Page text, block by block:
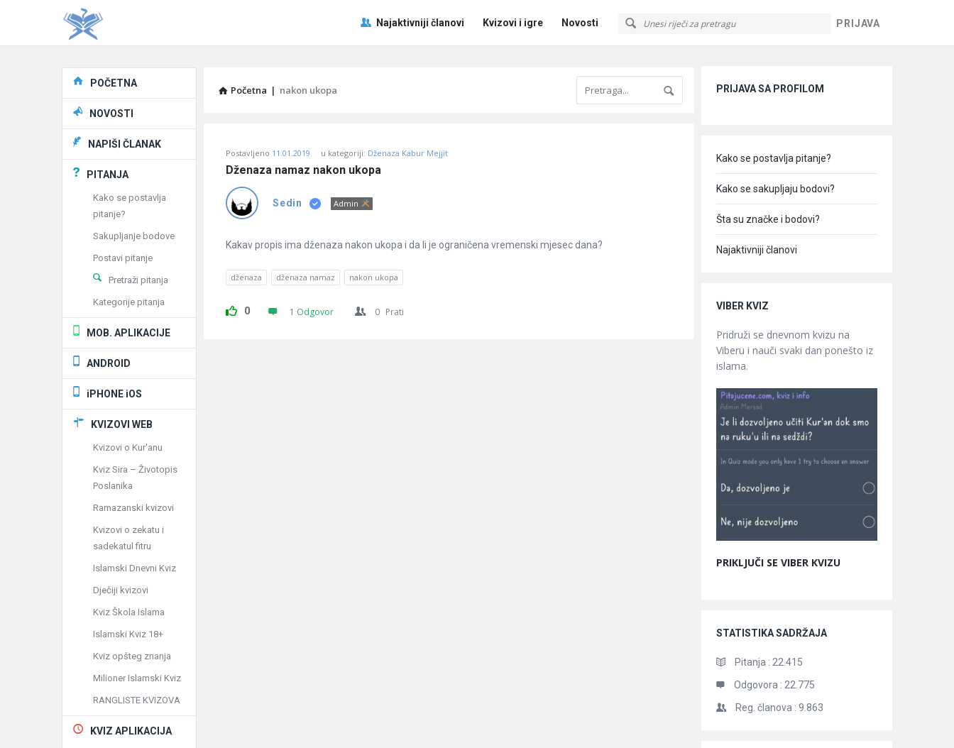
PRIJAVA
Pitaj
Učene
Najaktivniji članovi Kvizovi i igre Novosti
Početna | nakon ukopa
Učene
Latest
Pitanja
Postavljeno 11.01.2019 u kategoriji: Dženaza Kabur Mejjit
Dženaza namaz nakon ukopa
Sedin Admin
Kakav propis ima dženaza nakon ukopa i da li je ograničena vremenski mjesec dana?
dženaza dženaza namaz nakon ukopa
0 1 Odgovor 0 Prati
PRIJAVA SA PROFILOM
Kako se postavlja pitanje?
Kako se sakupljaju bodovi?
Šta su značke i bodovi?
Najaktivniji članovi
VIBER KVIZ
Pridruži se dnevnom kvizu na
Viberu i nauči svaki dan ponešto iz
islama.
PRIKLJUČI SE VIBER KVIZU
STATISTIKA SADRŽAJA
Pitanja : 22.415
Odgovora : 22.775
Reg. članova : 9.863
Explore
POČETNA
NOVOSTI
NAPIŠI ČLANAK
PITANJA
Kako se postavlja
pitanje?
Sakupljanje bodove
Postavi pitanje
Pretraži pitanja
Kategorije pitanja
MOB. APLIKACIJE
ANDROID
iPHONE iOS
KVIZOVI WEB
Kvizovi o Kur'anu
Kviz Sira – Životopis
Poslanika
Ramazanski kvizovi
Kvizovi o zekatu i
sadekatul fitru
Islamski Dnevni Kviz
Dječiji kvizovi
Kviz Škola Islama
Islamski Kviz 18+
Kviz opšteg znanja
Milioner Islamski Kviz
RANGLISTE KVIZOVA
KVIZ APLIKACIJA